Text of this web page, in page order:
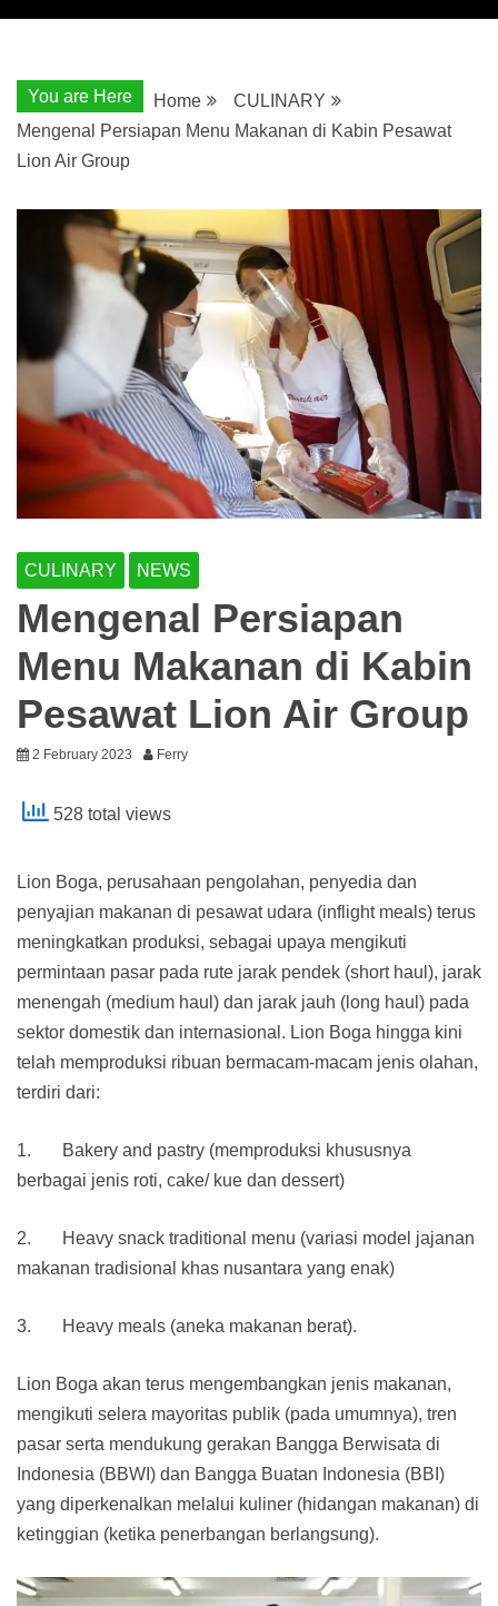
You are Here Home
CULINARY
Mengenal Persiapan Menu Makanan di Kabin Pesawat
Lion Air Group
CULINARY NEWS
Mengenal Persiapan
Menu Makanan di Kabin
Pesawat Lion Air Group
2 February 2023 Ferry
528 total views
Lion Boga, perusahaan pengolahan, penyedia dan
penyajian makanan di pesawat udara (inflight meals) terus
meningkatkan produksi, sebagai upaya mengikuti
permintaan pasar pada rute jarak pendek (short haul), jarak
menengah (medium haul) dan jarak jauh (long haul) pada
sektor domestik dan internasional. Lion Boga hingga kini
telah memproduksi ribuan bermacam-macam jenis olahan,
terdiri dari:
1. Bakery and pastry (memproduksi khususnya
berbagai jenis roti, cake/ kue dan dessert)
2. Heavy snack traditional menu (variasi model jajanan
makanan tradisional khas nusantara yang enak)
3. Heavy meals (aneka makanan berat).
Lion Boga akan terus mengembangkan jenis makanan,
mengikuti selera mayoritas publik (pada umumnya), tren
pasar serta mendukung gerakan Bangga Berwisata di
Indonesia (BBWI) dan Bangga Buatan Indonesia (BBI)
yang diperkenalkan melalui kuliner (hidangan makanan) di
ketinggian (ketika penerbangan berlangsung).